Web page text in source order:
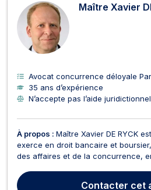
Maître Xavier
Avocat concurrence déloyale
35 ans d’expérience
N’accepte pas l’aide
À propos : Maître Xavier DE RYCK
exerce en droit bancaire et
des affaires et de la concurrence,
intellectuelle et en droit des
Contacter cet